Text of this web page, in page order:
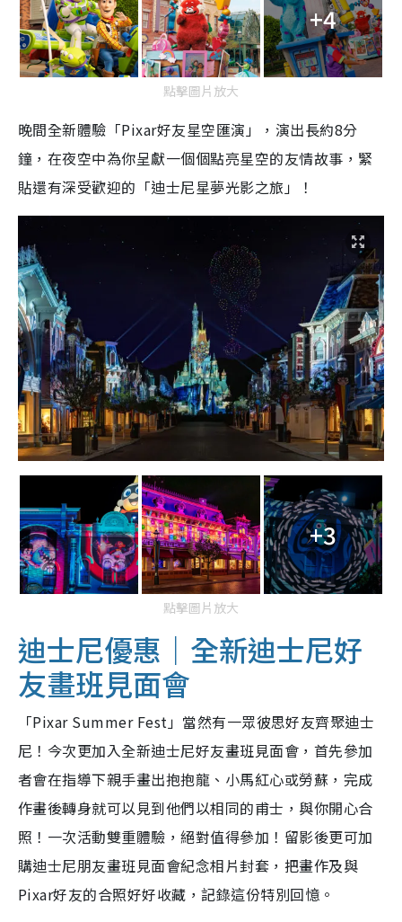
+4
點擊圖片放大
晚間全新體驗「Pixar好友星空匯演」，演出長約8分
鐘，在夜空中為你呈獻一個個點亮星空的友情故事，緊
貼還有深受歡迎的「迪士尼星夢光影之旅」！
+3
點擊圖片放大
迪士尼優惠｜全新迪士尼好
友畫班見面會
「Pixar Summer Fest」當然有一眾彼思好友齊聚迪士
尼！今次更加入全新迪士尼好友畫班見面會，首先參加
者會在指導下親手畫出抱抱龍、小馬紅心或勞蘇，完成
作畫後轉身就可以見到他們以相同的甫士，與你開心合
照！一次活動雙重體驗，絕對值得參加！留影後更可加
購迪士尼朋友畫班見面會紀念相片封套，把畫作及與
Pixar好友的合照好好收藏，記錄這份特別回憶。